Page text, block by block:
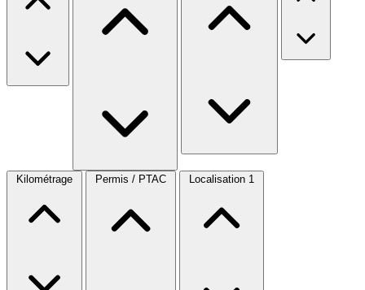
Kilométrage Permis / PTAC Localisation 1